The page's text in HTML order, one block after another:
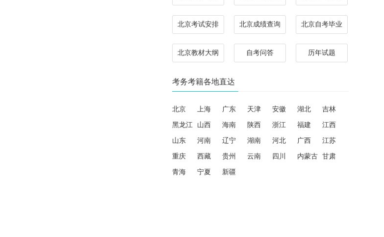
北京考试安排 北京成绩查询 北京自考毕业
北京教材大纲 自考问答 历年试题
考务考籍各地直达
北京 上海 广东 天津 安徽 湖北 吉林
黑龙江 山西 海南 陕西 浙江 福建 江西
山东 河南 辽宁 湖南 河北 广西 江苏
重庆 西藏 贵州 云南 四川 内蒙古 甘肃
青海 宁夏 新疆